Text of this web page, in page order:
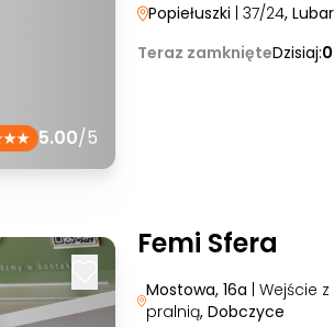
5.00/5
Popiełuszki | 37/24,
Teraz zamknięteDzisiaj:
Femi Sfera
Mostowa, 16a | Wejście
pralnią, Dobczyce